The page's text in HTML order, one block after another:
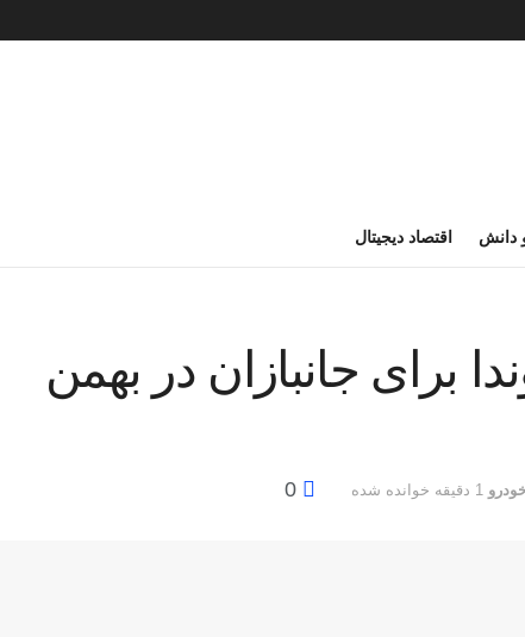
دانش اقتصاد دیجیتال
برای جانبازان در بهمن
1 دقیقه خوانده شده